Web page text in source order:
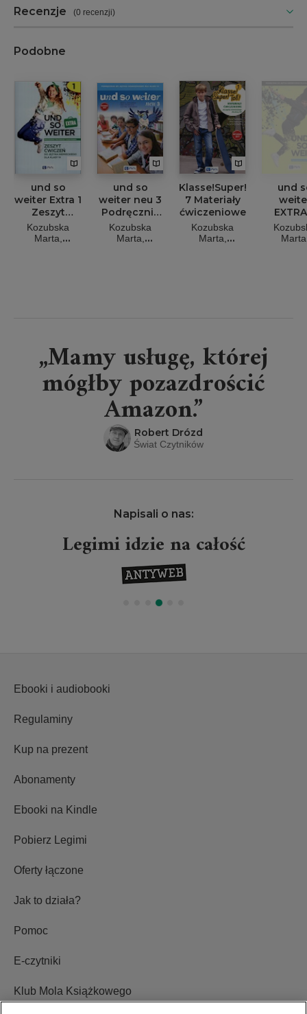
Recenzje (0 recenzji)
Podobne
und so
weiter Extra 1
Zeszyt
ćwiczeń do
języka
Kozubska
Marta,
und so
weiter neu 3
Podręcznik
do języka
niemieckiego
Kozubska
Marta,
Klasse!Super!Toll!
7 Materiały
ćwiczeniowe
Kozubska
Marta,
und
do
„Mamy usługę, której
mógłby pozazdrościć
Amazon.”
Robert Drózd
Świat Czytników
Napisali o nas:
Legimi idzie na całość
Ebooki i audiobooki
Regulaminy
Kup na prezent
Abonamenty
Ebooki na Kindle
Pobierz Legimi
Oferty łączone
Jak to działa?
Pomoc
E-czytniki
Klub Mola Książkowego